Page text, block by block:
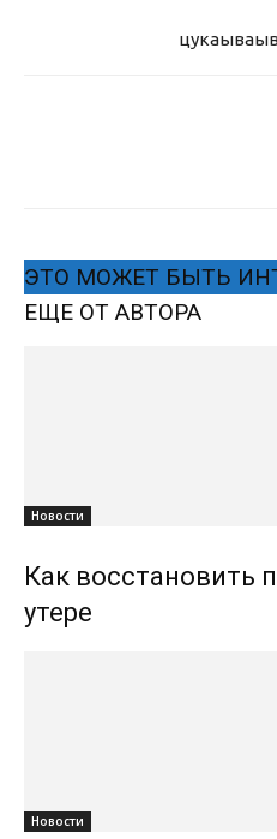
цукаыва
ЭТО МОЖЕТ БЫТЬ
ЕЩЕ ОТ АВТОРА
Новости
Как восстановить
утере
Новости